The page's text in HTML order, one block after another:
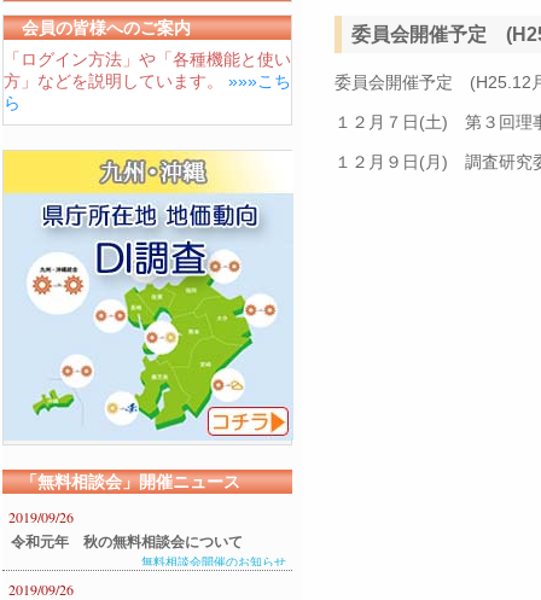
委員会開催予定
委員会開催予定 (H25.12
１２月７日(土) 第３
１２月９日(月) 調査研
ユーザーID
パスワード
会員の皆様へのご案内
「ログイン方法」や「各種機能と使い
方」などを説明しています。 »»»こち
ら
「無料相談会」開催ニュース
2019/09/26
令和元年 秋の無料相談会について
無料相談会開催のお知らせ
2019/09/26